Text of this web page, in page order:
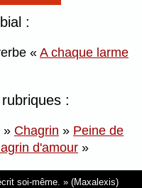
:
A chaque larme
:
» Chagrin » Peine de
d'amour »
soi-même. (Maxalexis)